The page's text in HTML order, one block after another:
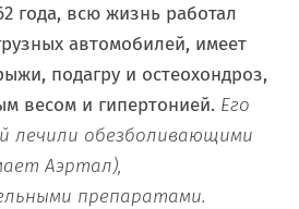
года, всю жизнь работал
автомобилей, имеет
подагру и остеохондроз,
весом и гипертонией. Его
лечили обезболивающими
Аэртал),
препаратами.